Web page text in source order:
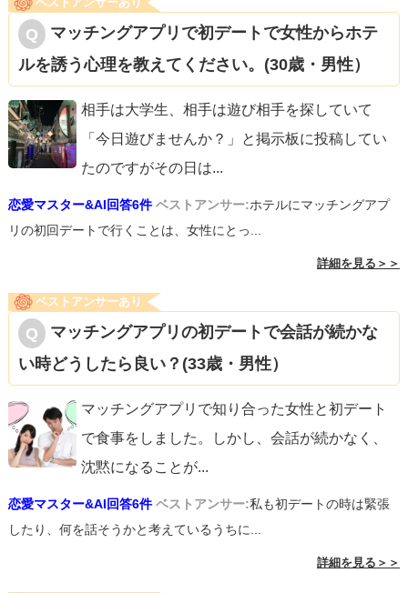
マッチングアプリで初デートで女性からホテ
ルを誘う心理を教えてください。(30歳・男性）
相手は大学生、相手は遊び相手を探していて
「今日遊びませんか？」と掲示板に投稿してい
たのですがその日は...
恋愛マスター&AI回答6件 ベストアンサー:ホテルにマッチングアプ
リの初回デートで行くことは、女性にとっ...
詳細を見る＞＞
ベストアンサーあり
マッチングアプリの初デートで会話が続かな
い時どうしたら良い？(33歳・男性）
マッチングアプリで知り合った女性と初デート
で食事をしました。しかし、会話が続かなく、
沈黙になることが...
恋愛マスター&AI回答6件 ベストアンサー:私も初デートの時は緊張
したり、何を話そうかと考えているうちに...
詳細を見る＞＞